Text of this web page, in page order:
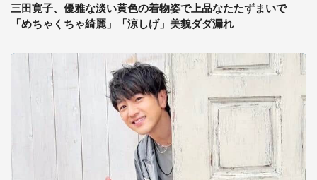
三田寛子、優雅な淡い黄色の着物姿で上品なたたずまいで
「めちゃくちゃ綺麗」「涼しげ」美貌ダダ漏れ